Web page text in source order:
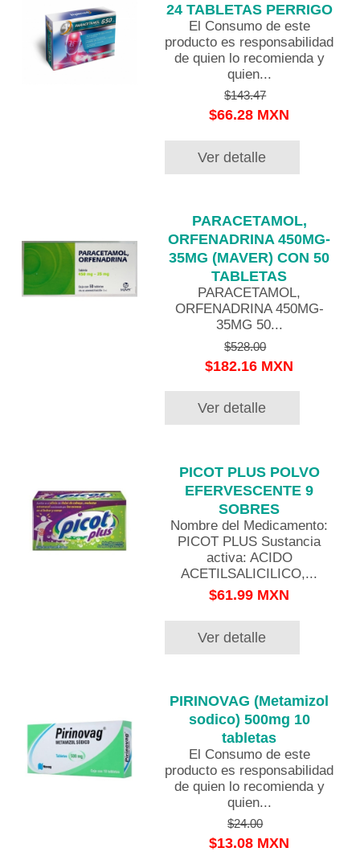
24 TABLETAS PERRIGO
El Consumo de este
producto es responsabilidad
de quien lo recomienda y
quien...
$143.47
$66.28 MXN
Ver detalle
PARACETAMOL,
ORFENADRINA 450MG-
35MG (MAVER) CON 50
TABLETAS
PARACETAMOL,
ORFENADRINA 450MG-
35MG 50...
$528.00
$182.16 MXN
Ver detalle
PICOT PLUS POLVO
EFERVESCENTE 9
SOBRES
Nombre del Medicamento:
PICOT PLUS Sustancia
activa: ACIDO
ACETILSALICILICO,...
$61.99 MXN
Ver detalle
PIRINOVAG (Metamizol
sodico) 500mg 10
tabletas
El Consumo de este
producto es responsabilidad
de quien lo recomienda y
quien...
$24.00
$13.08 MXN